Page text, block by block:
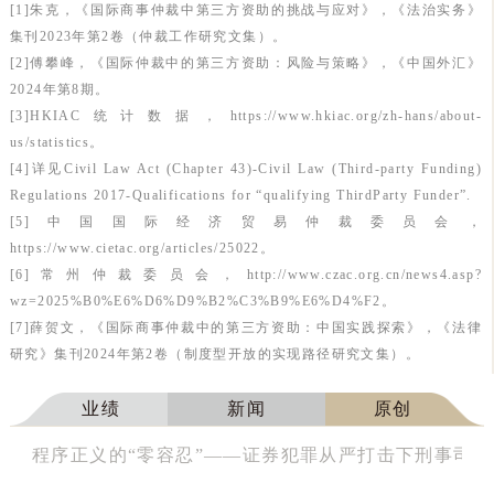
[1]朱克，《国际商事仲裁中第三方资助的挑战与应对》，《法治实务》
集刊2023年第2卷（仲裁工作研究文集）。
[2]傅攀峰，《国际仲裁中的第三方资助：风险与策略》，《中国外汇》
2024年第8期。
[3]HKIAC统计数据，https://www.hkiac.org/zh-hans/about-
us/statistics。
[4]详见Civil Law Act (Chapter 43)-Civil Law (Third-party Funding)
Regulations 2017-Qualifications for “qualifying ThirdParty Funder”.
[5]中国国际经济贸易仲裁委员会，
https://www.cietac.org/articles/25022。
[6]常州仲裁委员会，http://www.czac.org.cn/news4.asp?
wz=2025%B0%E6%D6%D9%B2%C3%B9%E6%D4%F2。
[7]薛贺文，《国际商事仲裁中的第三方资助：中国实践探索》，《法律
研究》集刊2024年第2卷（制度型开放的实现路径研究文集）。
业绩 新闻 原创
程序正义的“零容忍”——证券犯罪从严打击下刑事司